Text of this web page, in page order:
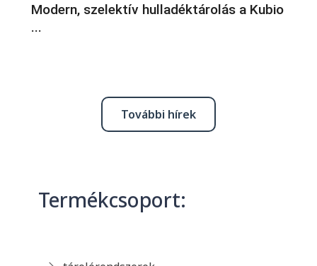
Modern, szelektív hulladéktárolás a Kubio
...
További hírek
Termékcsoport: